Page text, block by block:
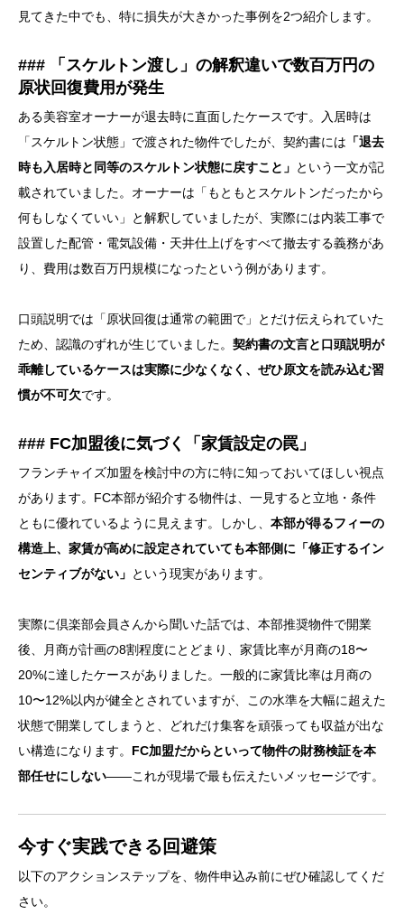
見てきた中でも、特に損失が大きかった事例を2つ紹介します。
### 「スケルトン渡し」の解釈違いで数百万円の
原状回復費用が発生
ある美容室オーナーが退去時に直面したケースです。入居時は
「スケルトン状態」で渡された物件でしたが、契約書には 「退去
時も入居時と同等のスケルトン状態に戻すこと」 という一文が記
載されていました。オーナーは「もともとスケルトンだったから
何もしなくていい」と解釈していましたが、実際には内装工事で
設置した配管・電気設備・天井仕上げをすべて撤去する義務があ
り、費用は数百万円規模になったという例があります。
口頭説明では「原状回復は通常の範囲で」とだけ伝えられていた
ため、認識のずれが生じていました。 契約書の文言と口頭説明が
乖離しているケースは実際に少なくなく、ぜひ原文を読み込む習
慣が不可欠です。
### FC加盟後に気づく「家賃設定の罠」
フランチャイズ加盟を検討中の方に特に知っておいてほしい視点
があります。FC本部が紹介する物件は、一見すると立地・条件
ともに優れているように見えます。しかし、 本部が得るフィーの
構造上、家賃が高めに設定されていても本部側に「修正するイン
センティブがない」 という現実があります。
実際に倶楽部会員さんから聞いた話では、本部推奨物件で開業
後、月商が計画の8割程度にとどまり、家賃比率が月商の18〜
20%に達したケースがありました。一般的に家賃比率は月商の
10〜12%以内が健全とされていますが、この水準を大幅に超えた
状態で開業してしまうと、どれだけ集客を頑張っても収益が出な
い構造になります。 FC加盟だからといって物件の財務検証を本
部任せにしない――これが現場で最も伝えたいメッセージです。
今すぐ実践できる回避策
以下のアクションステップを、物件申込み前にぜひ確認してくだ
さい。